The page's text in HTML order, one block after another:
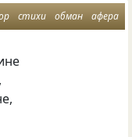
стихи обман афера